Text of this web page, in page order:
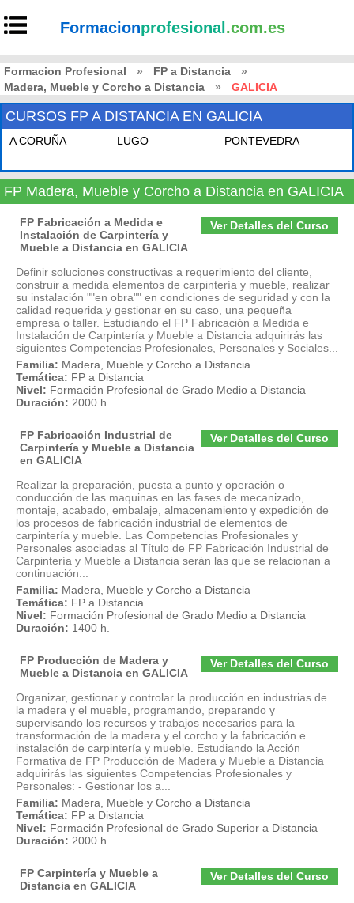
Formacionprofesional .com.es
Formacion Profesional » FP a Distancia
»
Madera, Mueble y Corcho a Distancia
» GALICIA
CURSOS FP A DISTANCIA EN GALICIA
A CORUÑA LUGO PONTEVEDRA
FP Madera, Mueble y Corcho a Distancia en GALICIA
Ver Detalles del Curso
FP Fabricación a Medida e
Instalación de Carpintería y
Mueble a Distancia en GALICIA
Definir soluciones constructivas a requerimiento del cliente,
construir a medida elementos de carpintería y mueble, realizar
su instalación ""en obra"" en condiciones de seguridad y con la
calidad requerida y gestionar en su caso, una pequeña
empresa o taller. Estudiando el FP Fabricación a Medida e
Instalación de Carpintería y Mueble a Distancia adquirirás las
siguientes Competencias Profesionales, Personales y Sociales...
Familia: Madera, Mueble y Corcho a Distancia
Temática: FP a Distancia
Nivel: Formación Profesional de Grado Medio a Distancia
Duración: 2000 h.
Ver Detalles del Curso
FP Fabricación Industrial de
Carpintería y Mueble a Distancia
en GALICIA
Realizar la preparación, puesta a punto y operación o
conducción de las maquinas en las fases de mecanizado,
montaje, acabado, embalaje, almacenamiento y expedición de
los procesos de fabricación industrial de elementos de
carpintería y mueble. Las Competencias Profesionales y
Personales asociadas al Título de FP Fabricación Industrial de
Carpintería y Mueble a Distancia serán las que se relacionan a
continuación...
Familia: Madera, Mueble y Corcho a Distancia
Temática: FP a Distancia
Nivel: Formación Profesional de Grado Medio a Distancia
Duración: 1400 h.
Ver Detalles del Curso
FP Producción de Madera y
Mueble a Distancia en GALICIA
Organizar, gestionar y controlar la producción en industrias de
la madera y el mueble, programando, preparando y
supervisando los recursos y trabajos necesarios para la
transformación de la madera y el corcho y la fabricación e
instalación de carpintería y mueble. Estudiando la Acción
Formativa de FP Producción de Madera y Mueble a Distancia
adquirirás las siguientes Competencias Profesionales y
Personales: - Gestionar los a...
Familia: Madera, Mueble y Corcho a Distancia
Temática: FP a Distancia
Nivel: Formación Profesional de Grado Superior a Distancia
Duración: 2000 h.
Ver Detalles del Curso
FP Carpintería y Mueble a
Distancia en GALICIA